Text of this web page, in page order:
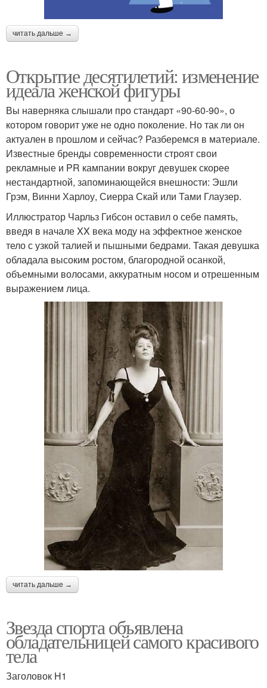
читать дальше →
Открытие десятилетий: изменение
идеала женской фигуры
Вы наверняка слышали про стандарт «90-60-90», о
котором говорит уже не одно поколение. Но так ли он
актуален в прошлом и сейчас? Разберемся в материале.
Известные бренды современности строят свои
рекламные и PR кампании вокруг девушек скорее
нестандартной, запоминающейся внешности: Эшли
Грэм, Винни Харлоу, Сиерра Скай или Тами Глаузер.
Иллюстратор Чарльз Гибсон оставил о себе память,
введя в начале XX века моду на эффектное женское
тело с узкой талией и пышными бедрами. Такая девушка
обладала высоким ростом, благородной осанкой,
объемными волосами, аккуратным носом и отрешенным
выражением лица.
читать дальше →
Звезда спорта объявлена
обладательницей самого красивого
тела
Заголовок H1